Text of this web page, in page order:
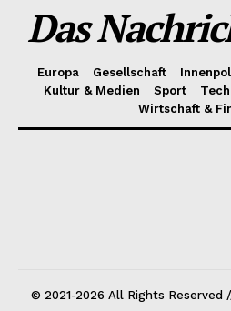
Das
Europa Gesellschaft
Kultur & Medien
Sport
Wirtschaft &
© 2021-2026 All Rights Reserved